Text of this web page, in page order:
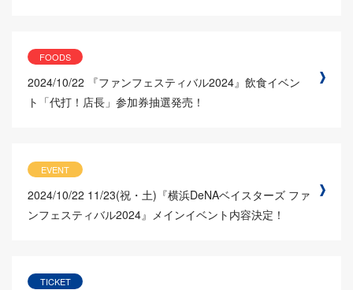
FOODS
2024/10/22
『ファンフェスティバル2024』飲食イベン
ト「代打！店長」参加券抽選発売！
EVENT
2024/10/22 11/23(祝・土)『横浜DeNAベイスターズ ファ
ンフェスティバル2024』メインイベント内容決定！
TICKET